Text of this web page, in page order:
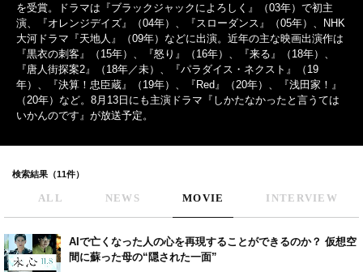
を受賞。ドラマは『ブラックジャックによろしく』（03年）で初主
演、『オレンジデイズ』（04年）、『スローダンス』（05年）、NHK
大河ドラマ『天地人』（09年）などに出演。近年の主な映画出演作は
『黒衣の刺客』（15年）、『怒り』（16年）、『来る』（18年）、
『唐人街探案2』（18年／未）、『パラダイス・ネクスト』（19
年）、『決算！忠臣蔵』（19年）、『Red』（20年）、『浅田家！』
（20年）など。8月13日にも主演ドラマ『しかたなかったと言うては
いかんのです』が放送予定。
検索結果（11件）
ALL NEWS MOVIE INTERVIEW
AIで亡くなった人の心を再現することができるのか？ 仮想空
間に蘇った母の“隠された一面”